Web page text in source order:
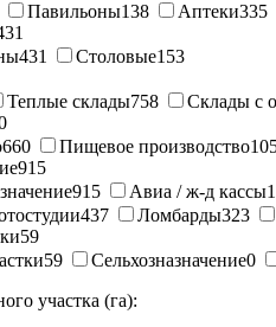
Павильоны138 Аптеки335
431 Столовые153
Теплые склады758 Склады с
660 Пищевое производство
915
915 Авиа / ж-д кассы
437 Ломбарды323
59
59 Сельхозназначение0
участка (га):